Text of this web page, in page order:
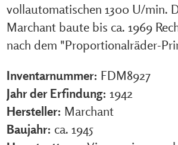
vollautomatischen 1300 U/min.
Marchant baute bis ca. 1969
nach dem "Proportionalräder-
Inventarnummer: FDM8927
Jahr der Erfindung: 1942
Hersteller: Marchant
Baujahr: ca. 1945